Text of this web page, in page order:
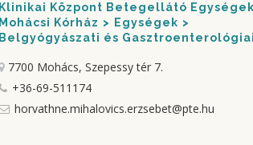
Klinikai Központ Betegellátó Egységek
Mohácsi Kórház
Egységek
Belgyógyászati és
7700 Mohács, Szepessy tér 7.
+36-69-511174
horvathne.mihalovics.erzsebet@pte.hu